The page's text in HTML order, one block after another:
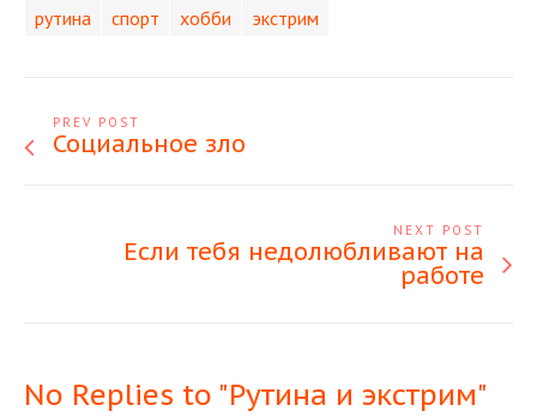
рутина спорт хобби экстрим
PREV POST
Социальное зло
NEXT POST
Если тебя недолюбливают на
работе
No Replies to "Рутина и экстрим"